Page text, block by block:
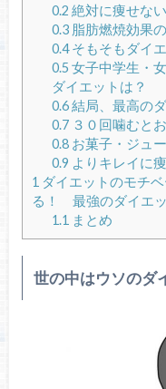
0.2 絶対に痩せな
0.3脂肪燃焼効果
0.4そもそもダイ
0.5 女子中学生・
ダイエットは？
0.6結局、最高の
0.7３０回噛むと
0.8お菓子・ジュ
0.9 よりキレイに
1 ダイエットのモチ
る！ 最強のダイエッ
1.1 まとめ
世の中はウソのダ